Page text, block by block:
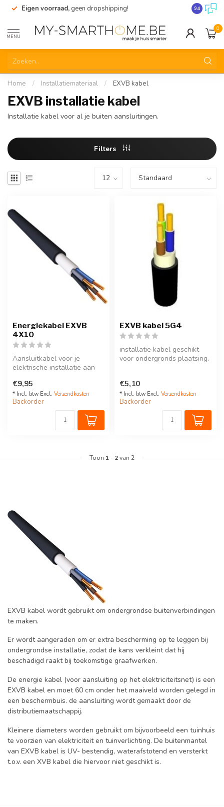
Eigen voorraad, geen dropshipping! 9.4
MENU
0
Home / Installatiemateriaal / EXVB kabel
EXVB installatie kabel
Installatie kabel voor al je buiten aansluitingen.
Filters
Energiekabel EXVB
4X10
Aansluitkabel voor je
elektrische installatie aan
1...
€9,95
* Incl. btw Excl. Verzendkosten
Backorder
EXVB kabel 5G4
installatie kabel geschikt
voor ondergronds plaatsing.
€5,10
* Incl. btw Excl. Verzendkosten
Backorder
Toon 1 - 2van 2
EXVB kabel wordt gebruikt om ondergrondse buitenverbindingen
te maken.
Er wordt aangeraden om er extra bescherming op te leggen bij
ondergrondse installatie, zodat de kans verkleint dat hij
beschadigd raakt bij toekomstige graafwerken.
De energie kabel (voor aansluiting op het elektriciteitsnet) is een
EXVB kabel en moet 60 cm onder het maaiveld worden gelegd in
een beschermbuis. de aansluiting wordt gemaakt door de
distributiemaatschappij.
Kleinere diameters worden gebruikt om bijvoorbeeld een tuinhuis
te voorzien van elektriciteit en tuinverlichting. De buitenmantel
van EXVB kabel is UV- bestendig, waterafstotend en versterkt
t.o.v. een XVB kabel die hiervoor niet geschikt is.